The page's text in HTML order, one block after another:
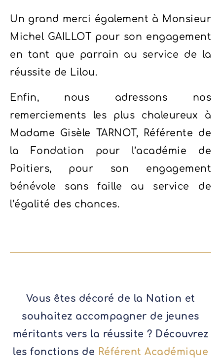
Un grand merci également à Monsieur
Michel GAILLOT pour son engagement
en tant que parrain au service de la
réussite de Lilou.
Enfin, nous adressons nos
remerciements les plus chaleureux à
Madame Gisèle TARNOT, Référente de
la Fondation pour l’académie de
Poitiers, pour son engagement
bénévole sans faille au service de
l’égalité des chances.
Vous êtes décoré de la Nation et
souhaitez accompagner de jeunes
méritants vers la réussite ? Découvrez
les fonctions de Référent Académique